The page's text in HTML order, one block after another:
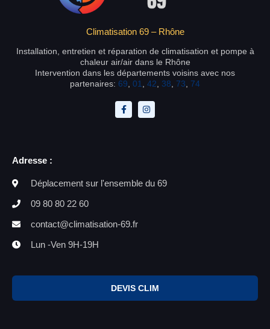
Climatisation 69 – Rhône
Installation, entretien et réparation de climatisation et pompe à
chaleur air/air dans le Rhône
Intervention dans les départements voisins avec nos
partenaires: 69 01 42 38 73 74
Adresse :
Déplacement sur l'ensemble du 69
09 80 80 22 60
contact@climatisation-69.fr
Lun -Ven 9H-19H
DEVIS CLIM